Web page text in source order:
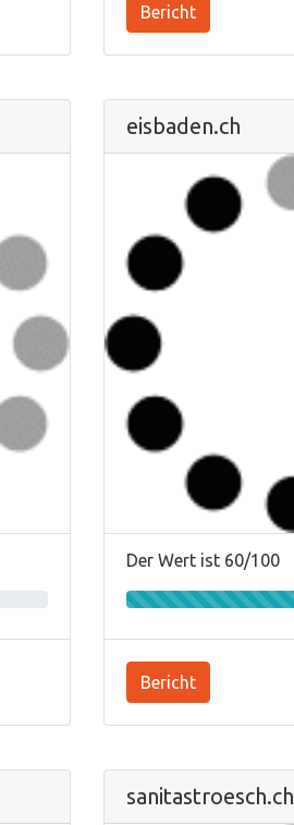
Bericht
eisbaden.ch
Der Wert ist 60/100
Bericht
sanitastroesch.ch